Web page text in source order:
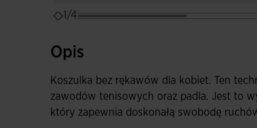
1/4
Opis
Koszulka bez rękawów dla kobiet. Ten
zawodów tenisowych oraz padla. Jest to
który zapewnia doskonałą swobodę